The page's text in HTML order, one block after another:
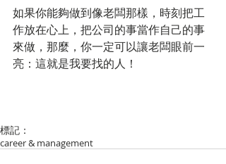
如果你能夠做到像老闆那樣，時刻把工
作放在心上，把公司的事當作自己的事
來做，那麼，你一定可以讓老闆眼前一
亮：這就是我要找的人！
標記：
career & management